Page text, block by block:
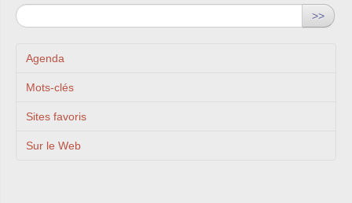
>>
Agenda
Mots-clés
Sites favoris
Sur le Web